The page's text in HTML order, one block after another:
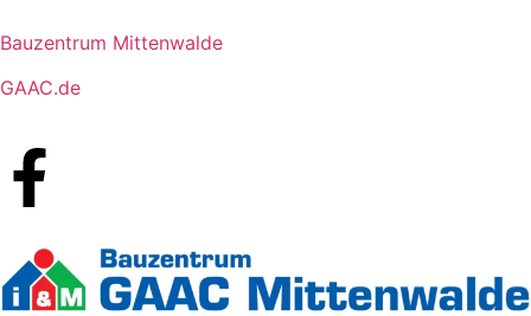
Bauzentrum Mittenwalde
GAAC.de